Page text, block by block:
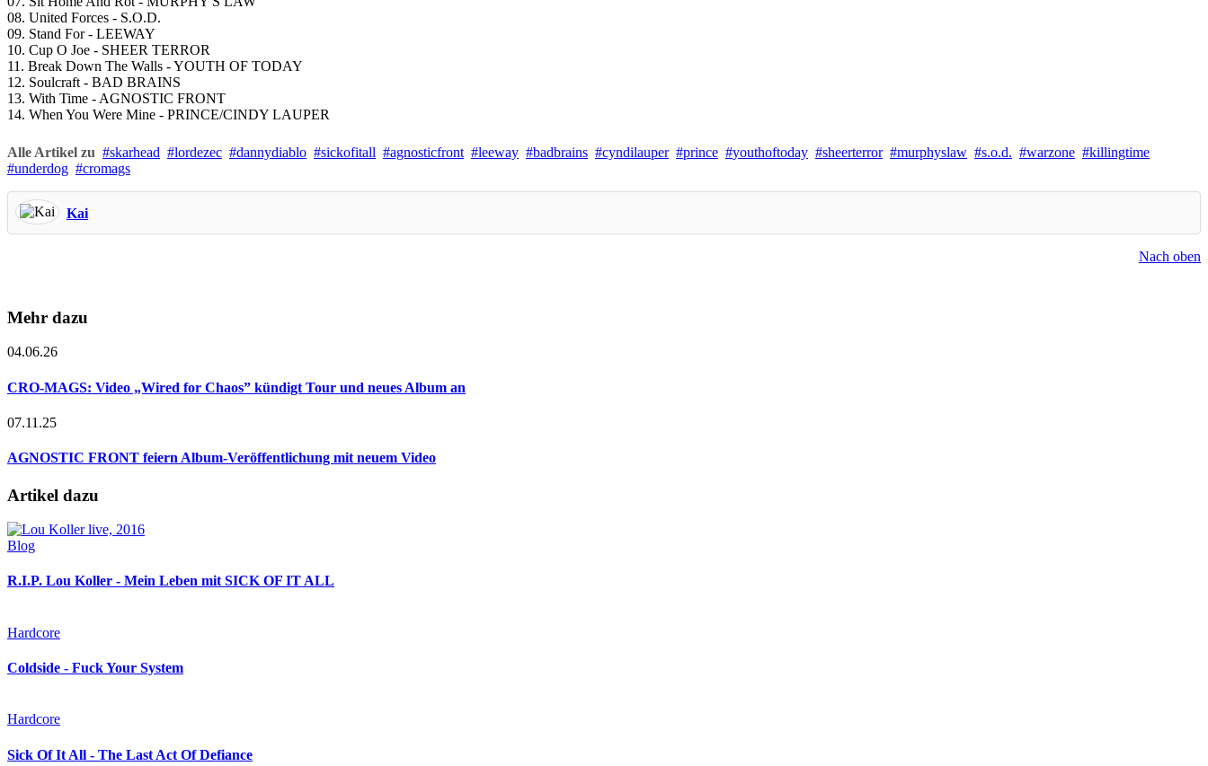
08. United Forces - S.O.D.
09. Stand For - LEEWAY
10. Cup O Joe - SHEER TERROR
11. Break Down The Walls - YOUTH OF TODAY
12. Soulcraft - BAD BRAINS
13. With Time - AGNOSTIC FRONT
14. When You Were Mine - PRINCE/CINDY LAUPER
Alle Artikel zu skarhead lordezec dannydiablo sickofitall agnosticfront leeway badbrains cyndilauper prince youthoftoday sheerterror murphyslaw s.o.d. warzone
killingtime
underdog
cromags
Kai
Nach oben
Mehr dazu
04.06.26
CRO-MAGS: Video „Wired for Chaos” kündigt Tour und neues Album an
07.11.25
AGNOSTIC FRONT feiern Album-Veröffentlichung mit neuem Video
Artikel dazu
Blog
R.I.P. Lou Koller - Mein Leben mit SICK OF IT ALL
Hardcore
Coldside - Fuck Your System
Hardcore
Sick Of It All - The Last Act Of Defiance